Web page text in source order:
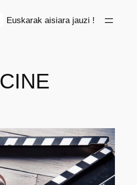
Euskarak aisiara jauzi !
CINE